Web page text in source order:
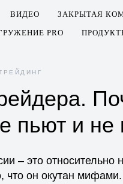
ВИДЕО ЗАКРЫТАЯ
PRO
пьют и не
– это
что он окутан